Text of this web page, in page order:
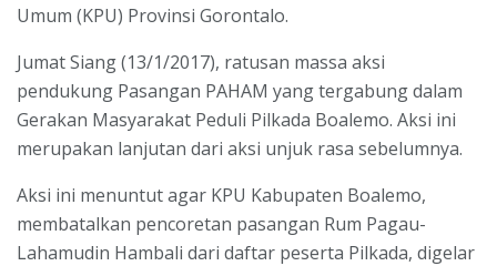
Umum (KPU) Provinsi Gorontalo.
Jumat Siang (13/1/2017), ratusan massa aksi
pendukung Pasangan PAHAM yang tergabung dalam
Gerakan Masyarakat Peduli Pilkada Boalemo. Aksi ini
merupakan lanjutan dari aksi unjuk rasa sebelumnya.
Aksi ini menuntut agar KPU Kabupaten Boalemo,
membatalkan pencoretan pasangan Rum Pagau-
Lahamudin Hambali dari daftar peserta Pilkada, digelar